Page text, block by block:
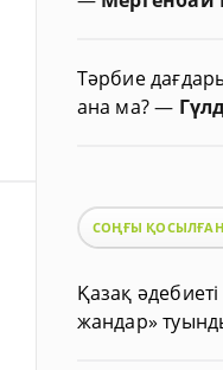
Тәрбие
ана ма?—
СОҢҒЫ
Қазақ
жандар»